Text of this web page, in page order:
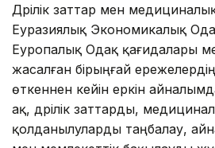
Дәрілік заттар мен
Еуразиялық Экономикалық
Еуропалық Одақ қағидалары мен
жасалған бірыңғай ережелердің
өткеннен кейін еркін
ақ, дәрілік заттарды,
қолданылуларды таңбалау,